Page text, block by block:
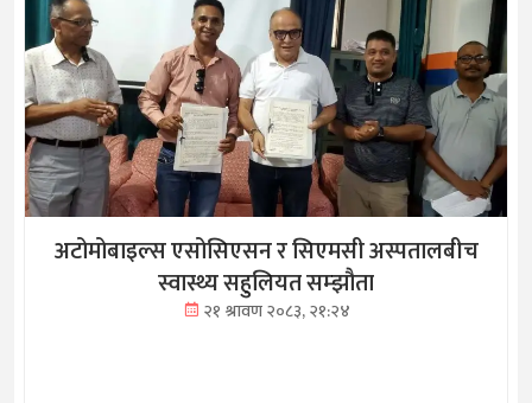
अटोमोबाइल्स एसोसिएसन र सिएमसी अस्पतालबीच
स्वास्थ्य सहुलियत सम्झौता
२१ श्रावण २०८३, २१:२४